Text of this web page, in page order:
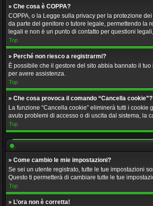
» Che cosa è COPPA?
COPPA, o la Legge sulla privacy per la protezione
da parte del genitore o tutore legale, permettendo la
legali e non è un punto di contatto per questioni
Top
» Perché non riesco a registrarmi?
È possibile che il gestore del sito abbia bannato il
per avere assistenza.
Top
» Che cosa provoca il comando “Cancella cookie”?
La funzione “Cancella cookie” eliminerà tutti i
avuto problemi di accesso o di uscita dal sistema, la
Top
» Come cambio le mie impostazioni?
Se sei un utente registrato, tutte le tue impostazioni
Questo ti permetterà di cambiare tutte le tue
Top
» L’ora non è corretta!